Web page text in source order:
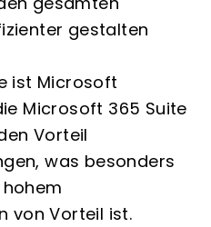
gestalten
ist Microsoft
Microsoft 365 Suite
Vorteil
was besonders
von Vorteil ist.